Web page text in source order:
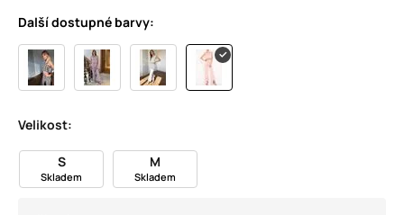
Další dostupné barvy:
Velikost:
S
Skladem
M
Skladem